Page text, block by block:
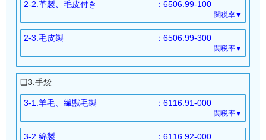
*1：ASEAN・豪州・ニュージーランド
*2：ししゅうしたもの、レース製のもの及びレースを
使用したもの
*3：*2以外のもの
N・豪州・ニュージーランド）
トナム・インド・ペルー・豪州
モンゴル・TPP11・EU・英国・RCEP（ASEA
N・豪州・ニュージーランド）
シンガポール・メキシコ・マレーシア・チリ・
タイ・インドネシア
ブルネイ・ASEAN・フィリピン・スイス・ベ
トナム・インド・ペルー
豪州・モンゴル・TPP11・EU・英国
*1：レーヨン
*2：アセテート繊維
*3：ASEAN・豪州・ニュージーランド・中国・韓国
WTO協定：5.8％
特恵GSP：FREE
経済連携協定（EPA）
以下全て：FREE
タイ・インドネシア
ブルネイ・ASEAN・フィリピン・スイス・ベ
トナム・インド・ペルー
豪州・モンゴル・TPP11・EU・英国
2-2.革製、毛皮付き ：6506.99-100
関税率▼
基本：5.8％
WTO協定
特恵GSP：FREE
経済連携協定（EPA）：
RCEP（中国）：3.9％
以下全て：FREE
シンガポール・メキシコ・マレーシア・チリ・
タイ・インドネシア
2-3.毛皮製 ：6506.99-300
関税率▼
基本：6.6％
WTO協定：5.4％
特恵GSP
経済連携協定（EPA）
以下全て：FREE
❏3.手袋
3-1.羊毛、繊獣毛製 ：6116.91-000
関税率▼
基本：6.4％
3-2.綿製 ：6116.92-000